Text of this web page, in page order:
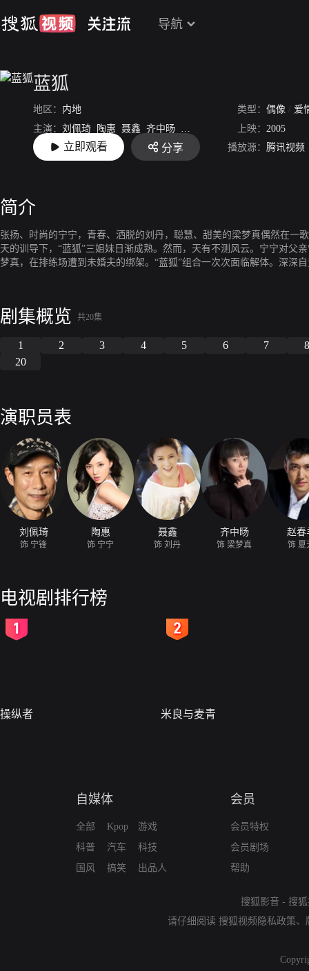
导航
蓝狐
地区： 内地 类型： 偶像 / 爱
主演： 刘佩琦 陶惠 聂鑫 齐中旸 赵春羊 上映： 2005
导演： 孔令晨
立即观看 分享 播放源： 腾讯视频
简介
张扬、时尚的宁宁，青春、洒脱的刘丹，聪慧、甜美的梁梦真偶然在一
天的训导下，“蓝狐”三姐妹日渐成熟。然而，天有不测风云。宁宁对父
梦真，在排练场遭到未婚夫的绑架。“蓝狐”组合一次次面临解体。深深
琴吹起那首《相别》，夏天黯然回头，一见是宁宁，便奇迹般地站了起
剧集概览 共20集
1 2 3 4 5 6 7
20
演职员表
刘佩琦
饰 宁锋
陶惠
饰 宁宁
聂鑫
饰 刘丹
齐中旸
饰 梁梦真
赵春
饰 夏
电视剧排行榜
操纵者 米良与麦青
自媒体
全部
科普
国风
Kpop
汽车
搞笑
游戏
科技
出品人
会员
会员特权
会员剧场
帮助
搜狐影音 - 搜
请仔细阅读 搜狐视频隐私政策、